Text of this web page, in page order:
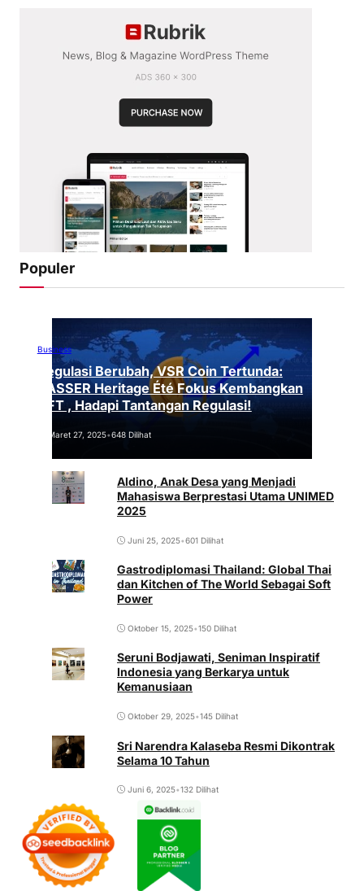
Populer
Business
Regulasi Berubah, VSR Coin Tertunda:
VASSER Heritage Été Fokus Kembangkan
NFT , Hadapi Tantangan Regulasi!
Maret 27, 2025•648 Dilihat
Aldino, Anak Desa yang Menjadi
Mahasiswa Berprestasi Utama UNIMED
2025
Juni 25, 2025•601 Dilihat
Gastrodiplomasi Thailand: Global Thai
dan Kitchen of The World Sebagai Soft
Power
Oktober 15, 2025•150 Dilihat
Seruni Bodjawati, Seniman Inspiratif
Indonesia yang Berkarya untuk
Kemanusiaan
Oktober 29, 2025•145 Dilihat
Sri Narendra Kalaseba Resmi Dikontrak
Selama 10 Tahun
Juni 6, 2025•132 Dilihat